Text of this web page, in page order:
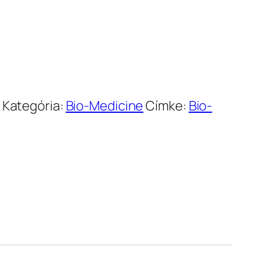
Kategória: Bio-MedicineCímke: Bio-